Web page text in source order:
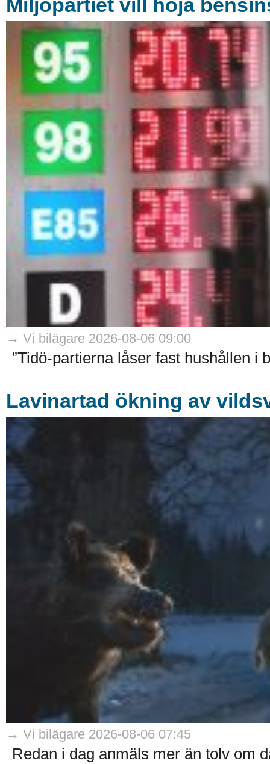
Miljöpartiet vill höja
→ Vi bilägare 2026-08-06 09:00
”Tidö-partierna låser fast hushållen i
Lavinartad ökning av
→ Vi bilägare 2026-08-06 07:45
Redan i dag anmäls mer än tolv om